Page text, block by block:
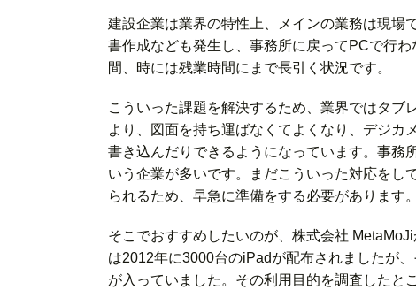
建設企業は業界の特性上、メインの業務は現場
書作成なども発生し、事務所に戻ってPCで行
間、時には残業時間にまで長引く状況です。
こういった課題を解決するため、業界ではタブ
より、図面を持ち運ばなくてよくなり、デジカ
書き込んだりできるようになっています。事務
いう企業が多いです。まだこういった対応をし
られるため、早急に準備をする必要があります。
そこでおすすめしたいのが、株式会社
は2012年に3000台のiPadが配布されましたが
が入っていました。その利用目的を調査したと